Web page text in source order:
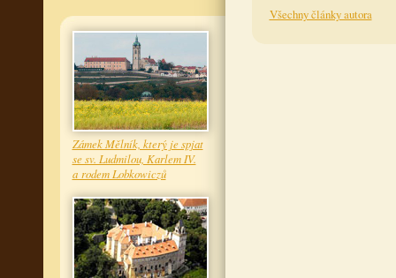
Zámek Mělník, který je spjat
se sv. Ludmilou, Karlem IV.
a rodem Lobkowiczů
Všechny články autora